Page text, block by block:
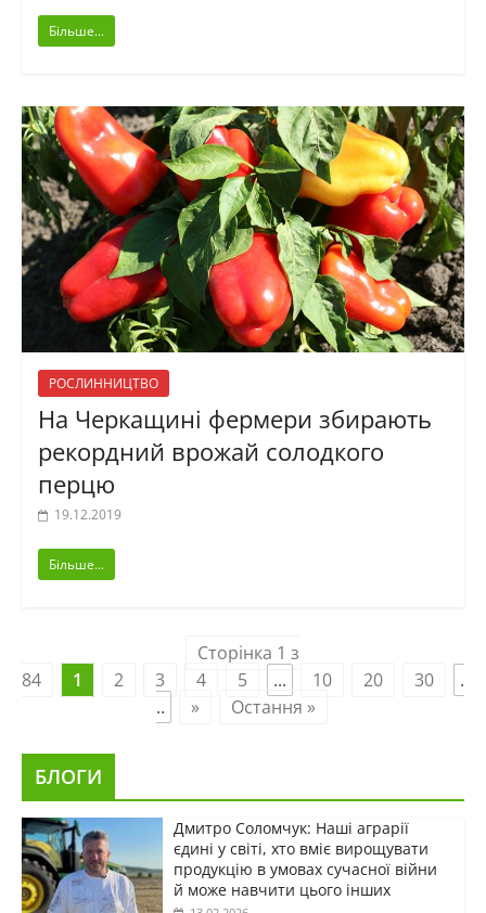
Більше...
РОСЛИННИЦТВО
На Черкащині фермери збирають
рекордний врожай солодкого
перцю
19.12.2019
Більше...
Сторінка 1 з
84
1 2 3 4 5 ... 10 20 30
.
..
» Остання »
БЛОГИ
Дмитро Соломчук: Наші аграрії
єдині у світі, хто вміє вирощувати
продукцію в умовах сучасної війни
й може навчити цього інших